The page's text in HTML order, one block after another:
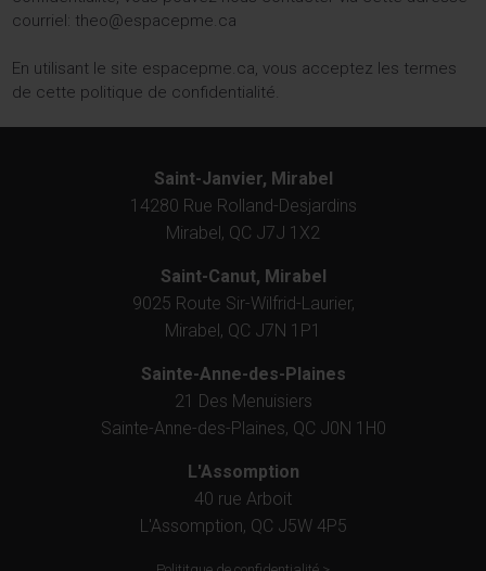
courriel: theo@espacepme.ca
En utilisant le site espacepme.ca, vous acceptez les termes
de cette politique de confidentialité.
Saint-Janvier, Mirabel
14280 Rue Rolland-Desjardins
Mirabel, QC J7J 1X2
Saint-Canut, Mirabel
9025 Route Sir-Wilfrid-Laurier,
Mirabel, QC J7N 1P1
Sainte-Anne-des-Plaines
21 Des Menuisiers
Sainte-Anne-des-Plaines, QC J0N 1H0
L'Assomption
40 rue Arboit
L'Assomption, QC J5W 4P5